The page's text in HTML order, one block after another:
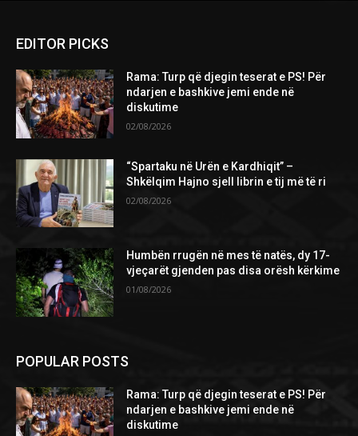
EDITOR PICKS
Rama: Turp që djegin teserat e PS! Për
ndarjen e bashkive jemi ende në
diskutime
02/08/2026
“Spartaku në Urën e Kardhiqit” –
Shkëlqim Hajno sjell librin e tij më të ri
02/08/2026
Humbën rrugën në mes të natës, dy 17-
vjeçarët gjenden pas disa orësh kërkime
01/08/2026
POPULAR POSTS
Rama: Turp që djegin teserat e PS! Për
ndarjen e bashkive jemi ende në
diskutime